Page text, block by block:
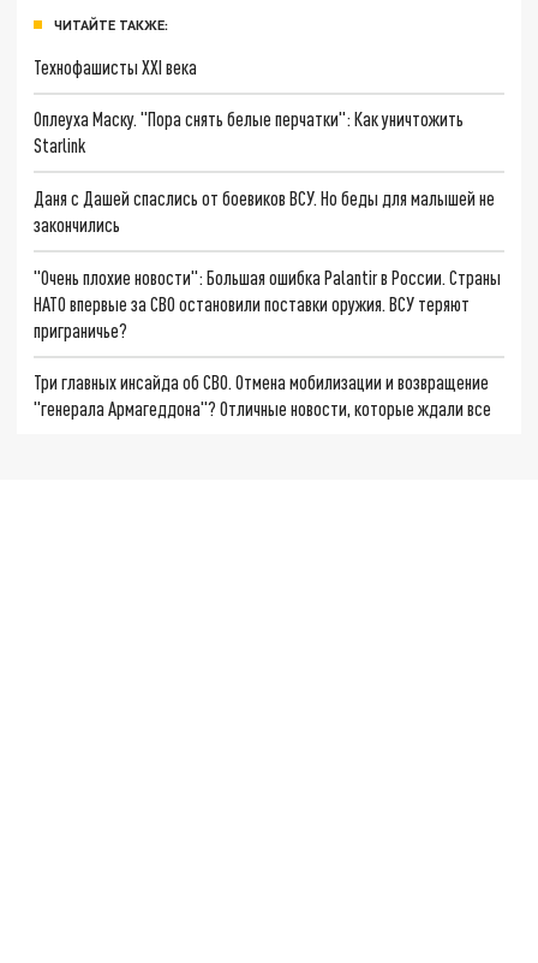
ЧИТАЙТЕ ТАКЖЕ:
Технофашисты XXI века
Оплеуха Маску. "Пора снять белые перчатки": Как уничтожить
Starlink
Даня с Дашей спаслись от боевиков ВСУ. Но беды для малышей не
закончились
"Очень плохие новости": Большая ошибка Palantir в России. Страны
НАТО впервые за СВО остановили поставки оружия. ВСУ теряют
приграничье?
Три главных инсайда об СВО. Отмена мобилизации и возвращение
"генерала Армагеддона"? Отличные новости, которые ждали все